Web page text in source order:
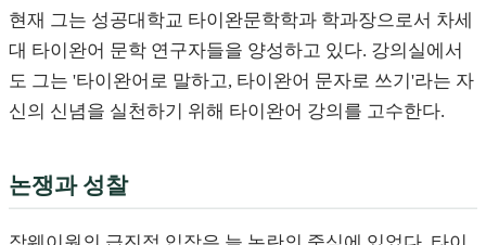
현재 그는 성공대학교 타이완문학학과 학과장으로서 차세
대 타이완어 문학 연구자들을 양성하고 있다. 강의실에서
도 그는 '타이완어로 말하고, 타이완어 문자로 쓰기'라는 자
신의 신념을 실천하기 위해 타이완어 강의를 고수한다.
논쟁과 성찰